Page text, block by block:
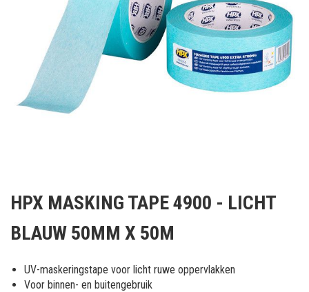
het
van
afbeeldingen-
gallerij
HPX MASKING TAPE 4900 - LICHT
BLAUW 50MM X 50M
UV-maskeringstape voor licht ruwe oppervlakken
Voor binnen- en buitengebruik